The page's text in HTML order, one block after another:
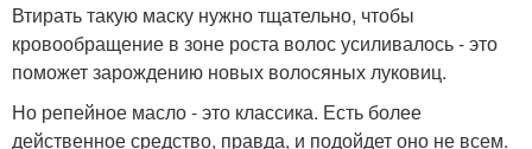
Втирать такую маску нужно тщательно, чтобы
кровообращение в зоне роста волос усиливалось - это
поможет зарождению новых волосяных луковиц.
Но репейное масло - это классика. Есть более
действенное средство, правда, и подойдет оно не всем.